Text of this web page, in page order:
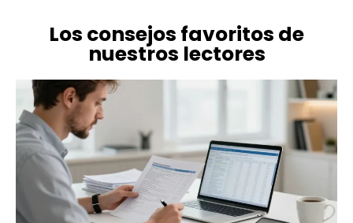
Los consejos favoritos de
nuestros lectores